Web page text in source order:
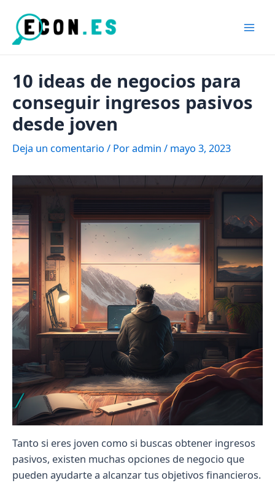
contenido
10 ideas de negocios para
conseguir ingresos pasivos
desde joven
Deja un comentario / Poradmin / mayo 3, 2023
Tanto si eres joven como si buscas obtener ingresos
pasivos, existen muchas opciones de negocio que
pueden ayudarte a alcanzar tus objetivos financieros.